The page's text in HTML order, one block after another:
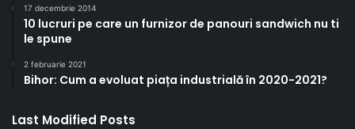
17 decembrie 2014
10 lucruri pe care un furnizor de panouri sandwich nu ti
le spune
2 februarie 2021
Bihor: Cum a evoluat piața industrială în 2020-2021?
Last Modified Posts